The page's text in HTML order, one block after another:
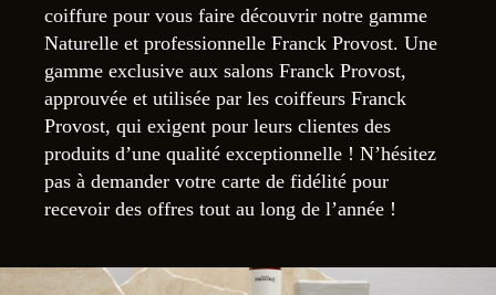
coiffure pour vous faire découvrir notre gamme
Naturelle et professionnelle Franck Provost. Une
gamme exclusive aux salons Franck Provost,
approuvée et utilisée par les coiffeurs Franck
Provost, qui exigent pour leurs clientes des
produits d’une qualité exceptionnelle ! N’hésitez
pas à demander votre carte de fidélité pour
recevoir des offres tout au long de l’année !